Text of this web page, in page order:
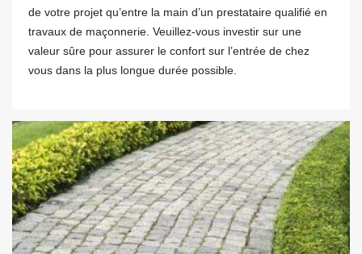
de votre projet qu’entre la main d’un prestataire qualifié en
travaux de maçonnerie. Veuillez-vous investir sur une
valeur sûre pour assurer le confort sur l’entrée de chez
vous dans la plus longue durée possible.